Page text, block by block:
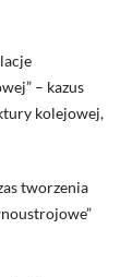
– kazus
kolejowej,
tworzenia